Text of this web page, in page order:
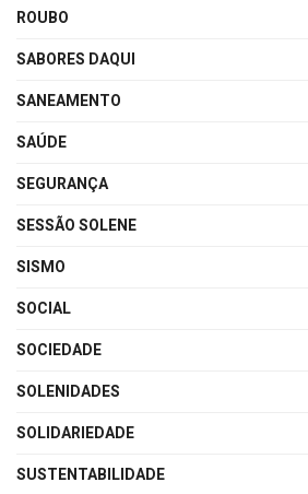
ROUBO
SABORES DAQUI
SANEAMENTO
SAÚDE
SEGURANÇA
SESSÃO SOLENE
SISMO
SOCIAL
SOCIEDADE
SOLENIDADES
SOLIDARIEDADE
SUSTENTABILIDADE